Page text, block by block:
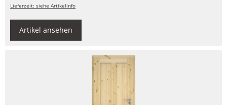
Lieferzeit: siehe Artikelinfo
Artikel ansehen